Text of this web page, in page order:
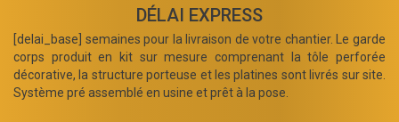
DÉLAI EXPRESS
[delai_base] semaines pour la livraison de votre chantier. Le garde
corps produit en kit sur mesure comprenant la tôle perforée
décorative, la structure porteuse et les platines sont livrés sur site.
Système pré assemblé en usine et prêt à la pose.